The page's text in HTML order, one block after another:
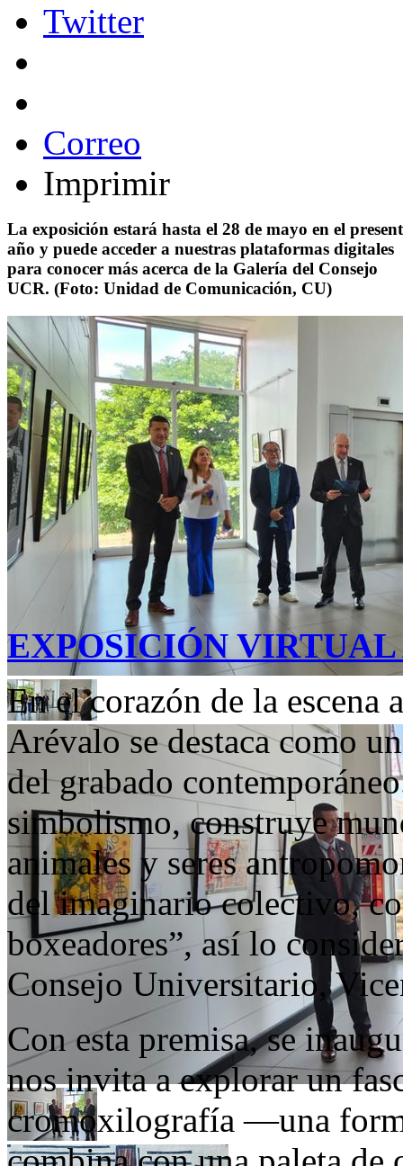
Twitter
Correo
Imprimir
La exposición estará hasta el 28 de mayo en el
año y puede acceder a nuestras plataformas digitales
para conocer más acerca de la Galería del Consejo
UCR. (Foto: Unidad de Comunicación, CU)
EXPOSICIÓN
En el corazón de la escena
Arévalo se destaca como
del grabado
simbolismo, construye
animales y seres
del imaginario colectivo,
boxeadores”, así lo
Consejo Universitario,
Con esta premisa, se
nos invita a explorar un
cromoxilografía —una